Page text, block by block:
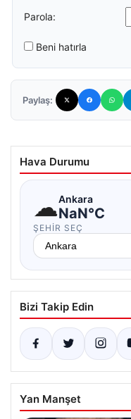
Parola:
Beni hatırla
Paylaş:
Hava Durumu
☁Ankara
NaN°C
ŞEHIR SEÇ
Bizi Takip Edin
Yan Manşet